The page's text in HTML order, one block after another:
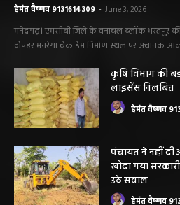
हेमंत वैष्णव 9131614309 June 3, 2026
मनेंद्रगढ़। एमसीबी जिले के वनांचल ब्लॉक भरतपुर
दोपहर मनरेगा चेक डेम निर्माण स्थल पर अचानक
कृषि विभाग की
लाइसेंस निलंबित
हेमंत वैष्णव
पंचायत ने नहीं
खोदा गया
उठे सवाल
हेमंत वैष्णव